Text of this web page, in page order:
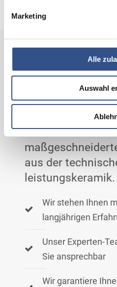
Marketing
Alle
Auswahl
Fordern Sie
Angebot an!
Profitieren Sie
aus der
leistungs­keramik.
Wir stehen Ihnen
langjährigen
Unser Experten-
Sie ansprechbar
Wir garantiere